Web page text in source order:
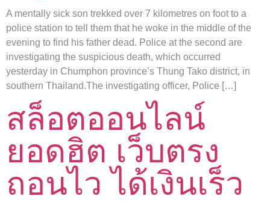
A mentally sick son trekked over 7 kilometres on foot to a
police station to tell them that he woke in the middle of the
evening to find his father dead. Police at the second are
investigating the suspicious death, which occurred
yesterday in Chumphon province’s Thung Tako district, in
southern Thailand.The investigating officer, Police […]
สล็อตออนไลน์
ยอดฮิต เว็บตรง
ถอนไว ได้เงินเร็ว